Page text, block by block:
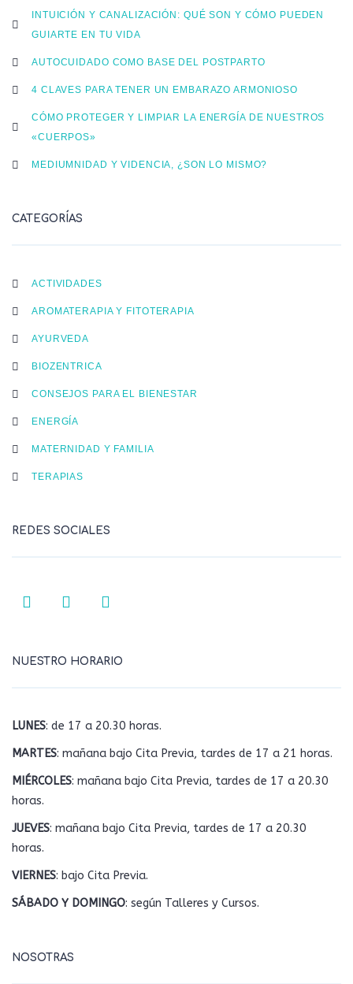
INTUICIÓN Y CANALIZACIÓN: QUÉ SON Y CÓMO PUEDEN
GUIARTE EN TU VIDA
AUTOCUIDADO COMO BASE DEL POSTPARTO
4 CLAVES PARA TENER UN EMBARAZO ARMONIOSO
CÓMO PROTEGER Y LIMPIAR LA ENERGÍA DE NUESTROS
«CUERPOS»
MEDIUMNIDAD Y VIDENCIA, ¿SON LO MISMO?
CATEGORÍAS
ACTIVIDADES
AROMATERAPIA Y FITOTERAPIA
AYURVEDA
BIOZENTRICA
CONSEJOS PARA EL BIENESTAR
ENERGÍA
MATERNIDAD Y FAMILIA
TERAPIAS
REDES SOCIALES
NUESTRO HORARIO
LUNES: de 17 a 20.30 horas.
MARTES: mañana bajo Cita Previa, tardes de 17 a 21 horas.
MIÉRCOLES: mañana bajo Cita Previa, tardes de 17 a 20.30
horas.
JUEVES: mañana bajo Cita Previa, tardes de 17 a 20.30
horas.
VIERNES: bajo Cita Previa.
SÁBADO Y DOMINGO: según Talleres y Cursos.
NOSOTRAS